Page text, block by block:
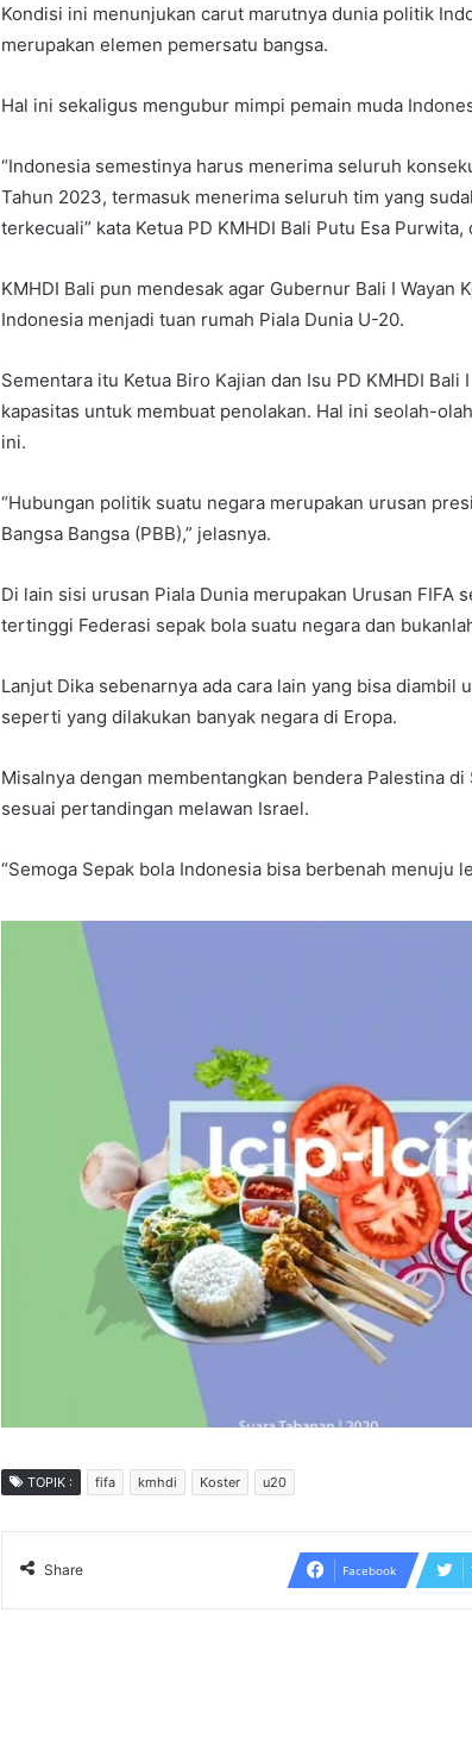
Kondisi ini menunjukan carut marutnya dunia politik
merupakan elemen pemersatu bangsa.
Hal ini sekaligus mengubur mimpi pemain muda
“Indonesia semestinya harus menerima seluruh
Tahun 2023, termasuk menerima seluruh tim yang
terkecuali” kata Ketua PD KMHDI Bali Putu Esa
KMHDI Bali pun mendesak agar Gubernur Bali I
Indonesia menjadi tuan rumah Piala Dunia U-20.
Sementara itu Ketua Biro Kajian dan Isu PD KMHDI
kapasitas untuk membuat penolakan. Hal ini seolah-
ini.
“Hubungan politik suatu negara merupakan urusan
Bangsa Bangsa (PBB),” jelasnya.
Di lain sisi urusan Piala Dunia merupakan Urusan
tertinggi Federasi sepak bola suatu negara dan
Lanjut Dika sebenarnya ada cara lain yang bisa
seperti yang dilakukan banyak negara di Eropa.
Misalnya dengan membentangkan bendera Palestina
sesuai pertandingan melawan Israel.
“Semoga Sepak bola Indonesia bisa berbenah menuju
TOPIK : fifa kmhdi Koster u20
Share Facebook